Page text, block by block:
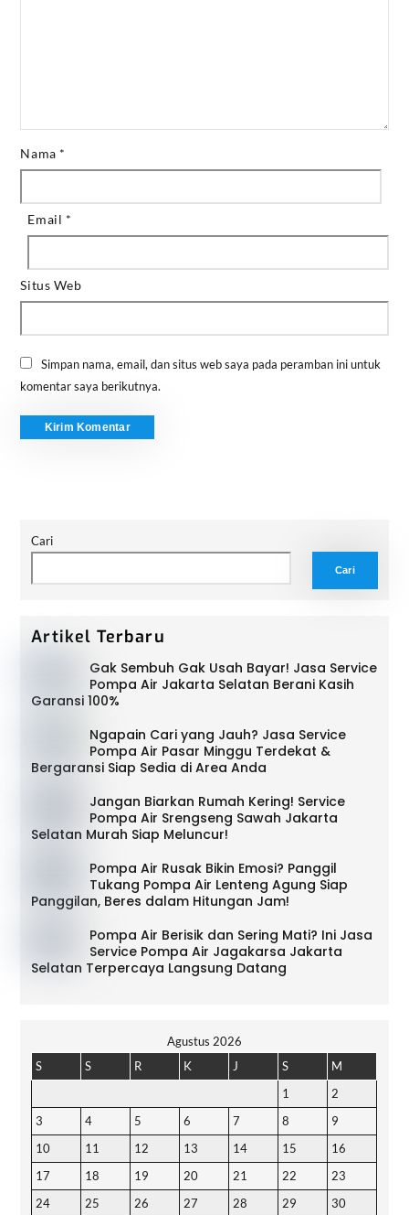
Nama *
Email *
Situs Web
Simpan nama, email, dan situs web saya pada peramban ini untuk
komentar saya berikutnya.
Cari
Cari
Artikel Terbaru
Gak Sembuh Gak Usah Bayar! Jasa Service
Pompa Air Jakarta Selatan Berani Kasih
Garansi 100%
Ngapain Cari yang Jauh? Jasa Service
Pompa Air Pasar Minggu Terdekat &
Bergaransi Siap Sedia di Area Anda
Jangan Biarkan Rumah Kering! Service
Pompa Air Srengseng Sawah Jakarta
Selatan Murah Siap Meluncur!
Pompa Air Rusak Bikin Emosi? Panggil
Tukang Pompa Air Lenteng Agung Siap
Panggilan, Beres dalam Hitungan Jam!
Pompa Air Berisik dan Sering Mati? Ini Jasa
Service Pompa Air Jagakarsa Jakarta
Selatan Terpercaya Langsung Datang
Agustus 2026
S
S R K J S
M
1
2
3
4 5 6 7 8
9
10
11 12 13 14 15
16
17
18 19 20 21 22
23
24
25 26 27 28 29
30